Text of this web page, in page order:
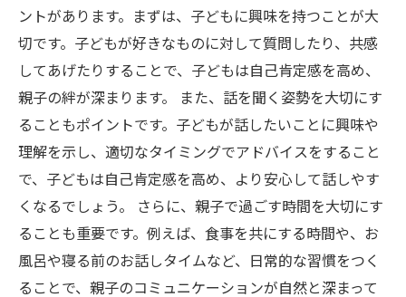
ントがあります。まずは、子どもに興味を持つことが大
切です。子どもが好きなものに対して質問したり、共感
してあげたりすることで、子どもは自己肯定感を高め、
親子の絆が深まります。 また、話を聞く姿勢を大切にす
ることもポイントです。子どもが話したいことに興味や
理解を示し、適切なタイミングでアドバイスをすること
で、子どもは自己肯定感を高め、より安心して話しやす
くなるでしょう。 さらに、親子で過ごす時間を大切にす
ることも重要です。例えば、食事を共にする時間や、お
風呂や寝る前のお話しタイムなど、日常的な習慣をつく
ることで、親子のコミュニケーションが自然と深まって